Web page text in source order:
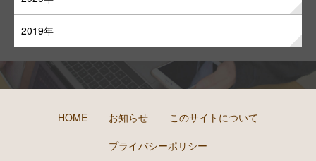
2019年
HOME お知らせ
このサイトについて
プライバシーポリシー